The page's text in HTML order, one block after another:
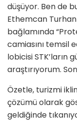
düşüyor. Ben de
Ethemcan
bağlamında
camiasını temsil
lobicisi STK’ların
araştı­rıyorum.
Özetle, turizmi
çözümü olarak
geldiğinde